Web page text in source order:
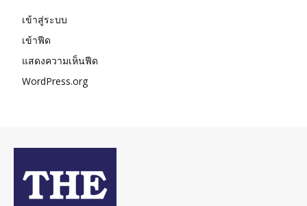
เข้าสู่ระบบ
เข้าฟีด
แสดงความเห็นฟีด
WordPress.org